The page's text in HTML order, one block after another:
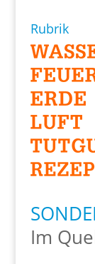
Rubrik
Im